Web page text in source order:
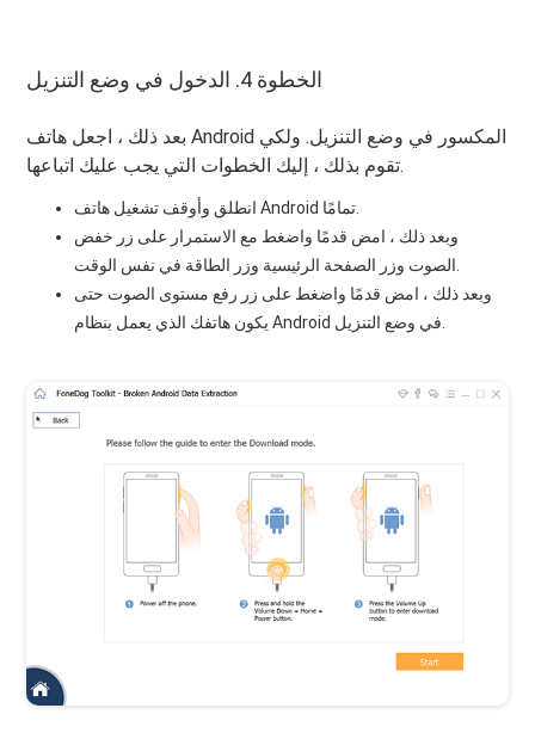
الخطوة 4. الدخول في وضع التنزيل
بعد ذلك ، اجعل هاتف Android المكسور في وضع التنزيل. ولكي
تقوم بذلك ، إليك الخطوات التي يجب عليك اتباعها.
انطلق وأوقف تشغيل هاتف Android تمامًا.
وبعد ذلك ، امض قدمًا واضغط مع الاستمرار على زر خفض
الصوت وزر الصفحة الرئيسية وزر الطاقة في نفس الوقت.
وبعد ذلك ، امض قدمًا واضغط على زر رفع مستوى الصوت حتى
يكون هاتفك الذي يعمل بنظام Android في وضع التنزيل.